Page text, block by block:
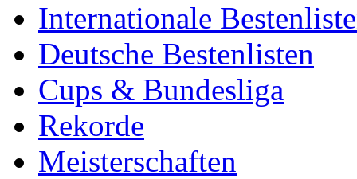
Internationale
Deutsche Bestenlisten
Cups & Bundesliga
Rekorde
Meisterschaften